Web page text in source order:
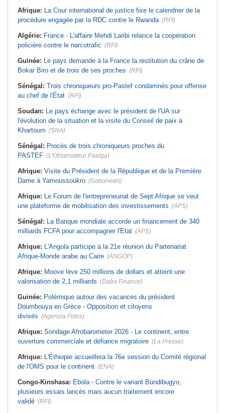
Afrique: La Cour international de justice fixe le calendrier de la
procédure engagée par la RDC contre le Rwanda (RFI)
Algérie: France - L'affaire Mehdi Laribi relance la coopération
policière contre le narcotrafic (RFI)
Guinée: Le pays demande à la France la restitution du crâne de
Bokar Biro et de trois de ses proches (RFI)
Sénégal: Trois chroniqueurs pro-Pastef condamnés pour offense
au chef de l'État (RFI)
Soudan: Le pays échange avec le président de l'UA sur
l'évolution de la situation et la visite du Conseil de paix à
Khartoum (SNA)
Sénégal: Procès de trois chroniqueurs proches du
PASTEF (L'Observateur Paalga)
Afrique: Visite du Président de la République et de la Première
Dame à Yamoussoukro (Gabonews)
Afrique: Le Forum de l'entrepreneuriat de Sept Afrique se veut
une plateforme de mobilisation des investissements (APS)
Sénégal: La Banque mondiale accorde un financement de 340
milliards FCFA pour accompagner l'Etat (APS)
Afrique: L'Angola participe à la 21e réunion du Partenariat
Afrique-Monde arabe au Caire (ANGOP)
Afrique: Moove lève 250 millions de dollars et atteint une
valorisation de 2,1 milliards (Daba Finance)
Guinée: Polémique autour des vacances du président
Doumbouya en Grèce - Opposition et citoyens
divisés (Agenzia Fides)
Afrique: Sondage Afrobarometer 2026 - Le continent, entre
ouverture commerciale et défiance migratoire (La Presse)
Afrique: L'Éthiopie accueillera la 76e session du Comité régional
de l'OMS pour le continent (ENA)
Congo-Kinshasa: Ebola - Contre le variant Bundibugyo,
plusieurs essais lancés mais aucun traitement encore
validé (RFI)